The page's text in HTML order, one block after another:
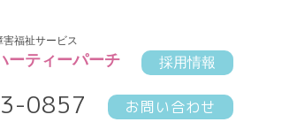
害福祉サービス
ーティーパーチ 採用情報
0857 お問い合わせ